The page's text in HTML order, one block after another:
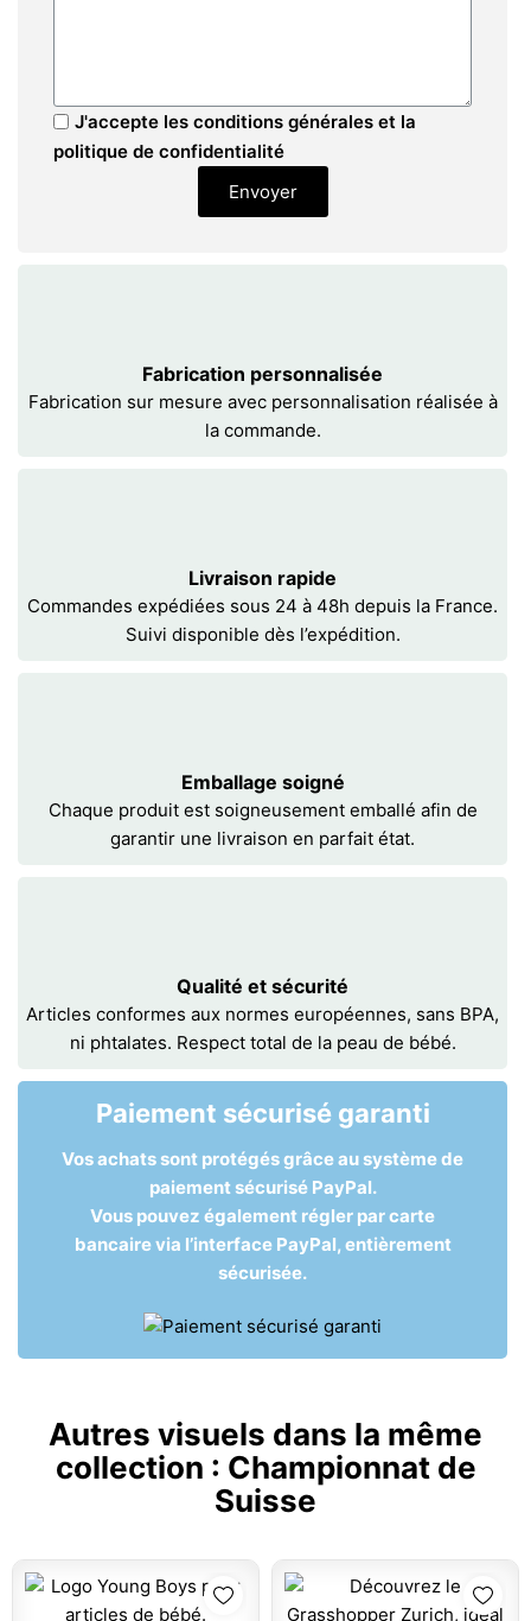
J'accepte les conditions générales et la
politique de confidentialité
Envoyer
Fabrication personnalisée
Fabrication sur mesure avec personnalisation réalisée à
la commande.
Livraison rapide
Commandes expédiées sous 24 à 48h depuis la France.
Suivi disponible dès l’expédition.
Emballage soigné
Chaque produit est soigneusement emballé afin de
garantir une livraison en parfait état.
Qualité et sécurité
Articles conformes aux normes européennes, sans BPA,
ni phtalates. Respect total de la peau de bébé.
Paiement sécurisé garanti
Vos achats sont protégés grâce au système de
paiement sécurisé PayPal.
Vous pouvez également régler par carte
bancaire via l’interface PayPal, entièrement
sécurisée.
Autres visuels dans la même
collection : Championnat de
Suisse